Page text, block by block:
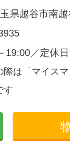
県越谷市南越
19:00／定休
は「マイス
す